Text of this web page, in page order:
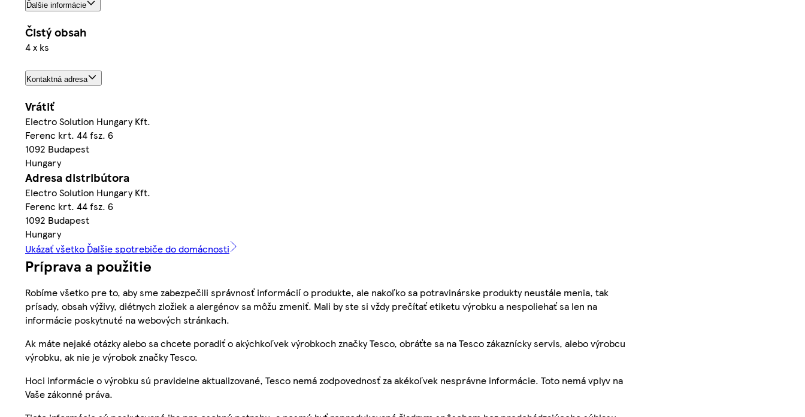
Ďalšie informácie
Čistý obsah
4 x ks
Kontaktná adresa
Vrátiť
Electro Solution Hungary Kft.
Ferenc krt. 44 fsz. 6
1092 Budapest
Hungary
Adresa distribútora
Electro Solution Hungary Kft.
Ferenc krt. 44 fsz. 6
1092 Budapest
Hungary
Ukázať všetko Ďalšie spotrebiče do domácnosti
Príprava a použitie
Robíme všetko pre to, aby sme zabezpečili správnosť informácií o produkte, ale nakoľko sa potravinárske produkty neustále menia, tak
prísady, obsah výživy, diétnych zložiek a alergénov sa môžu zmeniť. Mali by ste si vždy prečítať etiketu výrobku a nespoliehať sa len na
informácie poskytnuté na webových stránkach.
Ak máte nejaké otázky alebo sa chcete poradiť o akýchkoľvek výrobkoch značky Tesco, obráťte sa na Tesco zákaznícky servis, alebo výrobcu
výrobku, ak nie je výrobok značky Tesco.
Hoci informácie o výrobku sú pravidelne aktualizované, Tesco nemá zodpovednosť za akékoľvek nesprávne informácie. Toto nemá vplyv na
Vaše zákonné práva.